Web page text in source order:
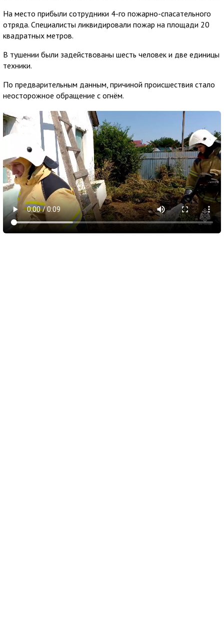
На место прибыли сотрудники 4-го пожарно-спасательного
отряда. Специалисты ликвидировали пожар на площади 20
квадратных метров.
В тушении были задействованы шесть человек и две единицы
техники.
По предварительным данным, причиной происшествия стало
неосторожное обращение с огнём.